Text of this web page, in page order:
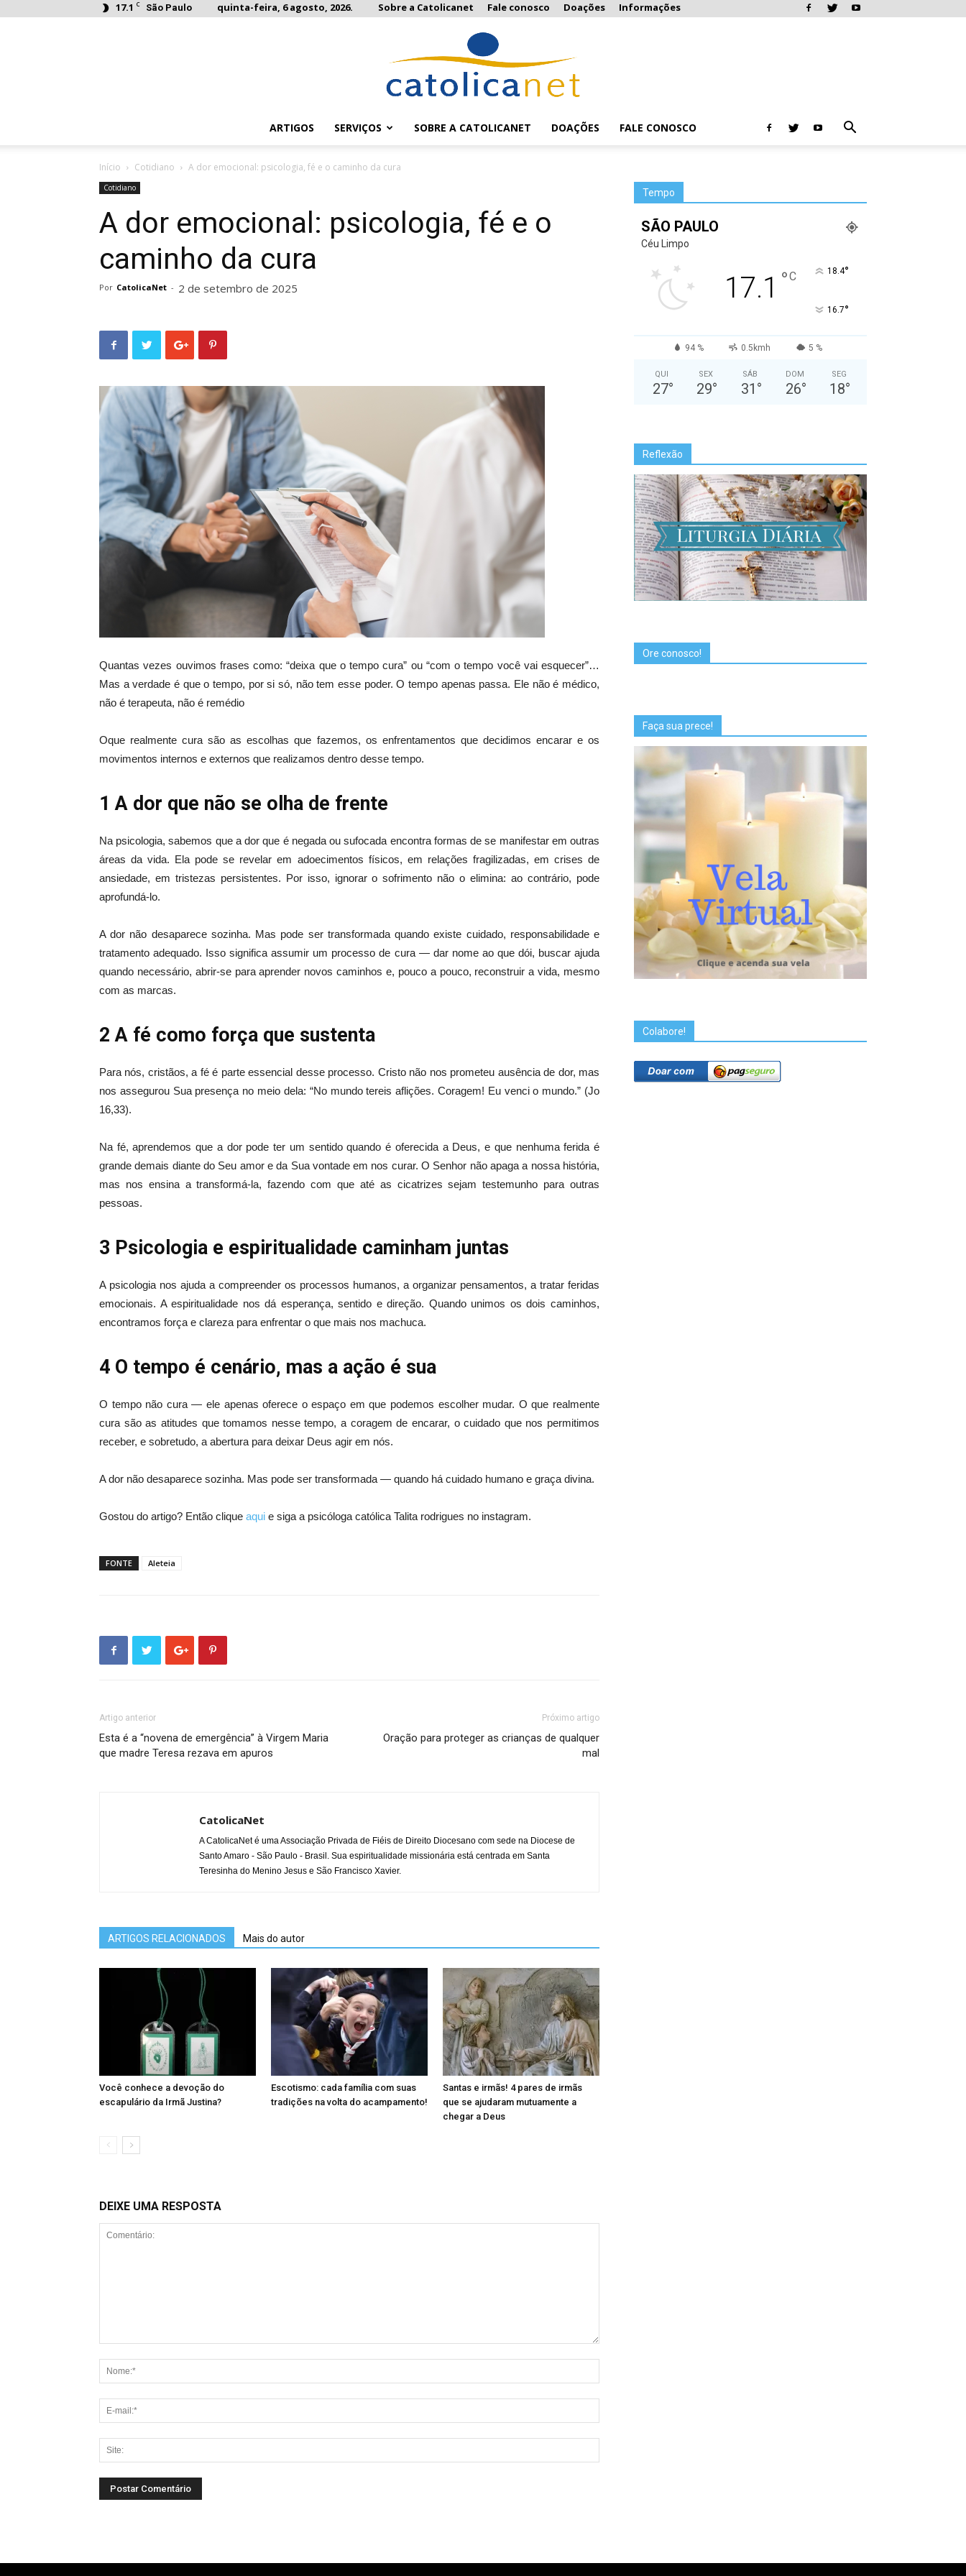
17.1 C São Paulo quinta-feira, 6 agosto, 2026. Sobre a Catolicanet Fale conosco Doações Informações
ARTIGOS SERVIÇOS SOBRE A CATOLICANET DOAÇÕES FALE CONOSCO
Início Cotidiano A dor emocional: psicologia, fé e o caminho da cura
Cotidiano
A dor emocional: psicologia, fé e o
caminho da cura
Por CatolicaNet - 2 de setembro de 2025
Quantas vezes ouvimos frases como: “deixa que o tempo cura” ou “com o tempo você vai esquecer”…
Mas a verdade é que o tempo, por si só, não tem esse poder. O tempo apenas passa. Ele não é médico,
não é terapeuta, não é remédio
Oque realmente cura são as escolhas que fazemos, os enfrentamentos que decidimos encarar e os
movimentos internos e externos que realizamos dentro desse tempo.
1 A dor que não se olha de frente
Na psicologia, sabemos que a dor que é negada ou sufocada encontra formas de se manifestar em outras
áreas da vida. Ela pode se revelar em adoecimentos físicos, em relações fragilizadas, em crises de
ansiedade, em tristezas persistentes. Por isso, ignorar o sofrimento não o elimina: ao contrário, pode
aprofundá-lo.
A dor não desaparece sozinha. Mas pode ser transformada quando existe cuidado, responsabilidade e
tratamento adequado. Isso significa assumir um processo de cura — dar nome ao que dói, buscar ajuda
quando necessário, abrir-se para aprender novos caminhos e, pouco a pouco, reconstruir a vida, mesmo
com as marcas.
2 A fé como força que sustenta
Para nós, cristãos, a fé é parte essencial desse processo. Cristo não nos prometeu ausência de dor, mas
nos assegurou Sua presença no meio dela: “No mundo tereis aflições. Coragem! Eu venci o mundo.” (Jo
16,33).
Na fé, aprendemos que a dor pode ter um sentido quando é oferecida a Deus, e que nenhuma ferida é
grande demais diante do Seu amor e da Sua vontade em nos curar. O Senhor não apaga a nossa história,
mas nos ensina a transformá-la, fazendo com que até as cicatrizes sejam testemunho para outras
pessoas.
3 Psicologia e espiritualidade caminham juntas
A psicologia nos ajuda a compreender os processos humanos, a organizar pensamentos, a tratar feridas
emocionais. A espiritualidade nos dá esperança, sentido e direção. Quando unimos os dois caminhos,
encontramos força e clareza para enfrentar o que mais nos machuca.
4 O tempo é cenário, mas a ação é sua
O tempo não cura — ele apenas oferece o espaço em que podemos escolher mudar. O que realmente
cura são as atitudes que tomamos nesse tempo, a coragem de encarar, o cuidado que nos permitimos
receber, e sobretudo, a abertura para deixar Deus agir em nós.
A dor não desaparece sozinha. Mas pode ser transformada — quando há cuidado humano e graça divina.
Gostou do artigo? Então clique aqui e siga a psicóloga católica Talita rodrigues no instagram.
FONTE Aleteia
Artigo anterior
Esta é a “novena de emergência” à Virgem Maria
que madre Teresa rezava em apuros
Próximo artigo
Oração para proteger as crianças de qualquer
mal
CatolicaNet
A CatolicaNet é uma Associação Privada de Fiéis de Direito Diocesano com sede na Diocese de
Santo Amaro - São Paulo - Brasil. Sua espiritualidade missionária está centrada em Santa
Teresinha do Menino Jesus e São Francisco Xavier.
ARTIGOS RELACIONADOS Mais do autor
Você conhece a devoção do
escapulário da Irmã Justina?
Escotismo: cada família com suas
tradições na volta do acampamento!
Santas e irmãs! 4 pares de irmãs
que se ajudaram mutuamente a
chegar a Deus
DEIXE UMA RESPOSTA
Tempo
SÃO PAULO
Céu Limpo
17.1 °C 18.4°
16.7°
94 % 0.5kmh 5 %
QUI
27°
SEX
29°
SÁB
31 °
DOM
26°
SEG
18°
Reflexão
Ore conosco!
Faça sua prece!
Colabore!